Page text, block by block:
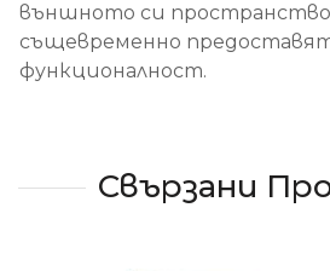
външното си
същевременно
функционалност.
Свързани